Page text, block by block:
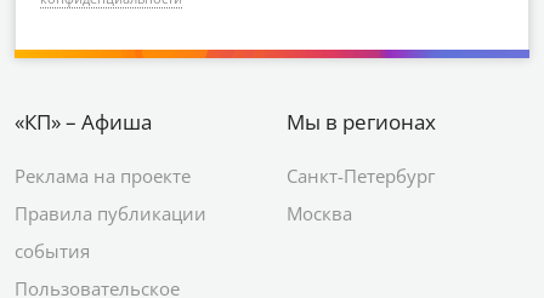
«КП» – Афиша
Реклама на проекте
Правила публикации
события
Пользовательское
Мы в регионах
Санкт-Петербург
Москва